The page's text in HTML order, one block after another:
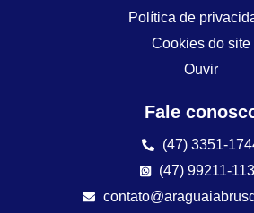
Política de
Cookies do site
Ouvir
Fale
(47) 3351-
(47) 99211-